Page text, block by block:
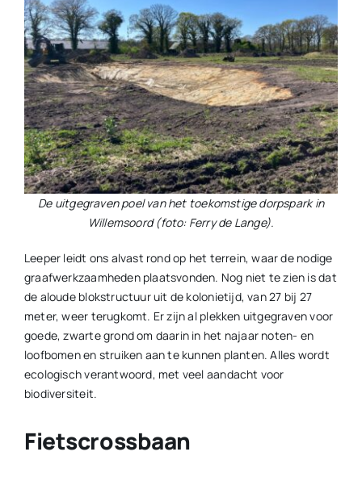
De uitgegraven poel van het toekomstige dorpspark in
Willemsoord (foto: Ferry de Lange).
Leeper leidt ons alvast rond op het terrein, waar de nodige
graafwerkzaamheden plaatsvonden. Nog niet te zien is dat
de aloude blokstructuur uit de kolonietijd, van 27 bij 27
meter, weer terugkomt. Er zijn al plekken uitgegraven voor
goede, zwarte grond om daarin in het najaar noten- en
loofbomen en struiken aan te kunnen planten. Alles wordt
ecologisch verantwoord, met veel aandacht voor
biodiversiteit.
Fietscrossbaan